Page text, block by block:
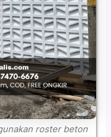
roster beton